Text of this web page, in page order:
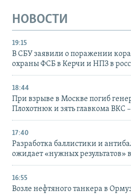
НОВОСТИ
19:15
В СБУ заявили о поражении
охраны ФСБ в Керчи и НПЗ в
18:44
При взрыве в Москве погиб
Плохотнюк и зять главкома ВКС
17:40
Разработка баллистики и
ожидает «нужных результатов»
16:55
Возле нефтяного танкера в